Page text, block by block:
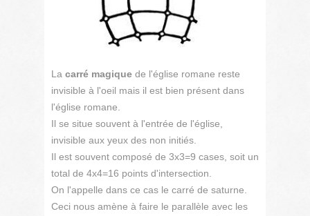
La carré magique de l'église romane reste
invisible à l'oeil mais il est bien présent dans
l'église romane.
Il se situe souvent à l'entrée de l'église,
invisible aux yeux des non initiés.
Il est souvent composé de 3x3=9 cases, soit un
total de 4x4=16 points d'intersection.
On l'appelle dans ce cas le carré de saturne.
Ceci nous amène à faire le parallèle avec les